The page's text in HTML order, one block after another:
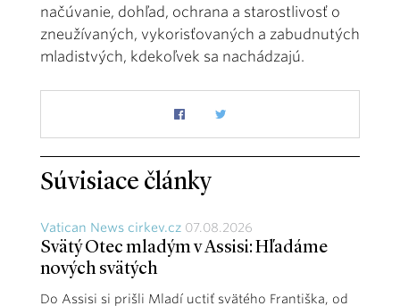
načúvanie, dohľad, ochrana a starostlivosť o
zneužívaných, vykorisťovaných a zabudnutých
mladistvých, kdekoľvek sa nachádzajú.
Súvisiace články
Vatican News cirkev.cz 07.08.2026
Svätý Otec mladým v Assisi: Hľadáme
nových svätých
Do Assisi si prišli Mladí uctiť svätého Františka, od